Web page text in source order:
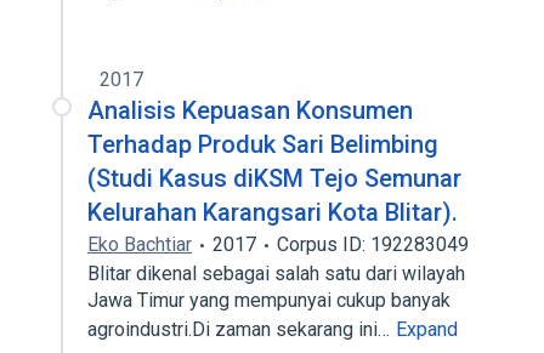
2017
Analisis Kepuasan Konsumen
Terhadap Produk Sari Belimbing
(Studi Kasus diKSM Tejo Semunar
Kelurahan Karangsari Kota Blitar).
Eko Bachtiar 2017
Corpus ID: 192283049
Blitar dikenal sebagai salah satu dari wilayah
Jawa Timur yang mempunyai cukup banyak
agroindustri.Di zaman sekarang ini… Expand